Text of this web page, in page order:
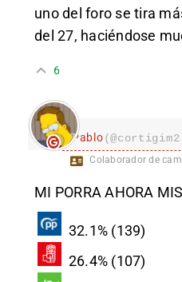
uno del foro se tira
del 27, haciéndose
6
Pablo
Colaborador de
MI PORRA AHORA
32.1% (139)
26.4% (107)